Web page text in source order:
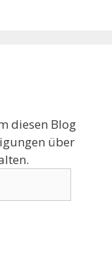
diesen Blog
über